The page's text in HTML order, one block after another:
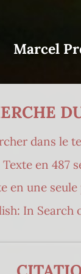
Marcel
dans le
Texte en 487
en une seule
In Search